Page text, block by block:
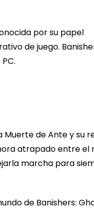
por su papel
de juego.
Muerte de Ante y su
atrapado entre el
marcha para
de Banishers: